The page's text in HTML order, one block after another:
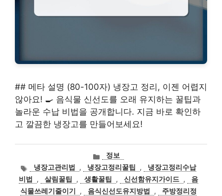
## 메타 설명 (80-100자) 냉장고 정리, 이젠 어렵지
않아요! 🍳 음식물 신선도를 오래 유지하는 꿀팁과
놀라운 수납 비법을 공개합니다. 지금 바로 확인하
고 깔끔한 냉장고를 만들어보세요!
카
테
고
리
정보
태
그
냉장고관리법 , 냉장고정리꿀팁 ,
냉장고정리수납
비법
, 살림꿀팁 , 생활꿀팁 , 신선함유지가이드 ,
음
식물쓰레기줄이기
, 음식신선도유지방법 ,
주방정리정